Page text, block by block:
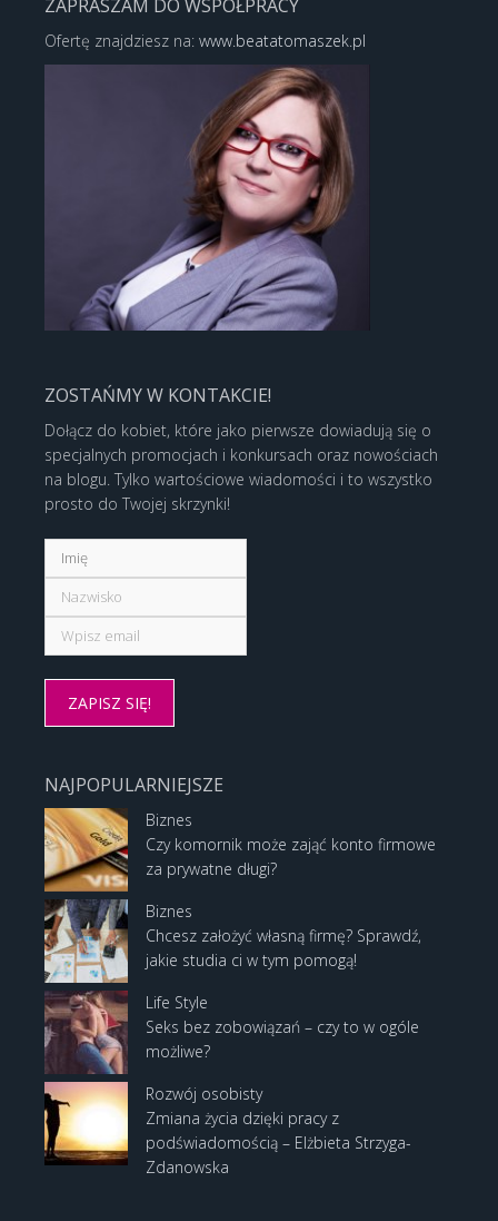
ZAPRASZAM DO WSPÓŁPRACY
Ofertę znajdziesz na: www.beatatomaszek.pl
ZOSTAŃMY W KONTAKCIE!
Dołącz do kobiet, które jako pierwsze dowiadują się o
specjalnych promocjach i konkursach oraz nowościach
na blogu. Tylko wartościowe wiadomości i to wszystko
prosto do Twojej skrzynki!
NAJPOPULARNIEJSZE
Biznes
Czy komornik może zająć konto firmowe
za prywatne długi?
Biznes
Chcesz założyć własną firmę? Sprawdź,
jakie studia ci w tym pomogą!
Life Style
Seks bez zobowiązań – czy to w ogóle
możliwe?
Rozwój osobisty
Zmiana życia dzięki pracy z
podświadomością – Elżbieta Strzyga-
Zdanowska